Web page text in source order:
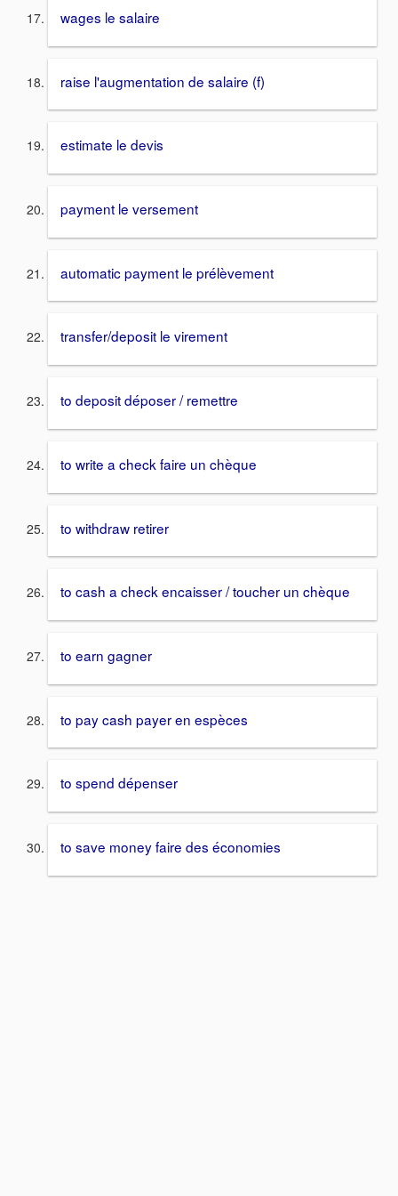
wages le salaire
raise l'augmentation de salaire (f)
estimate le devis
payment le versement
automatic payment le prélèvement
transfer/deposit le virement
to deposit déposer / remettre
to write a check faire un chèque
to withdraw retirer
to cash a check encaisser / toucher un chèque
to earn gagner
to pay cash payer en espèces
to spend dépenser
to save money faire des économies